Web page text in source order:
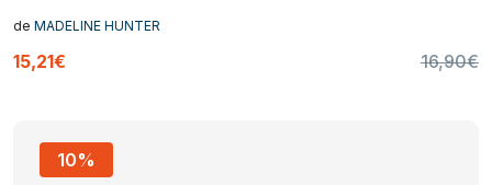
de MADELINE HUNTER
15,21€ 16,90€
10%